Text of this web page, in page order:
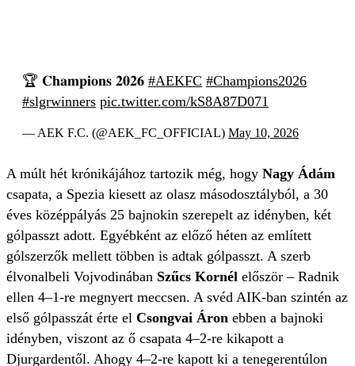
🏆 𝐂𝐡𝐚𝐦𝐩𝐢𝐨𝐧𝐬 𝟐𝟎𝟐𝟔 #AEKFC #Champions2026
#slgrwinners pic.twitter.com/kS8A87D071
— AEK F.C. (@AEK_FC_OFFICIAL) May 10, 2026
A múlt hét krónikájához tartozik még, hogy Nagy Ádám
csapata, a Spezia kiesett az olasz másodosztályból, a 30
éves középpályás 25 bajnokin szerepelt az idényben, két
gólpasszt adott. Egyébként az előző héten az említett
gólszerzők mellett többen is adtak gólpasszt. A szerb
élvonalbeli Vojvodinában Szűcs Kornél először – Radnik
ellen 4–1-re megnyert meccsen. A svéd AIK-ban szintén az
első gólpasszát érte el Csongvai Áron ebben a bajnoki
idényben, viszont az ő csapata 4–2-re kikapott a
Djurgardentől. Ahogy 4–2-re kapott ki a tenegerentúlon